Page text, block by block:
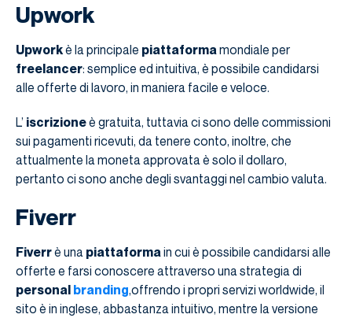
Upwork
Upworkè la principale piattaforma mondiale per
freelancer: semplice ed intuitiva, è possibile candidarsi
alle offerte di lavoro, in maniera facile e veloce.
L’ iscrizioneè gratuita, tuttavia ci sono delle commissioni
sui pagamenti ricevuti, da tenere conto, inoltre, che
attualmente la moneta approvata è solo il dollaro,
pertanto ci sono anche degli svantaggi nel cambio valuta.
Fiverr
Fiverrè una piattaforma in cui è possibile candidarsi alle
offerte e farsi conoscere attraverso una strategia di
personal branding,offrendo i propri servizi worldwide, il
sito è in inglese, abbastanza intuitivo, mentre la versione